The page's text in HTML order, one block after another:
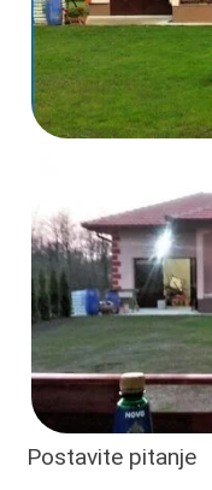
Postavite pitanje